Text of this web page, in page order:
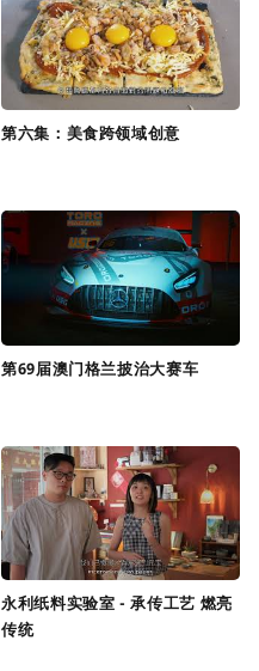
第六集：美食跨领域创意
第69届澳门格兰披治大赛车
永利纸料实验室 - 承传工艺 燃亮
传统